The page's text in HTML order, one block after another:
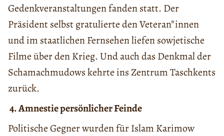
Gedenkveranstaltungen fanden statt. Der
Präsident selbst gratulierte den Veteran*innen
und im staatlichen Fernsehen liefen sowjetische
Filme über den Krieg. Und auch das Denkmal der
Schamachmudows kehrte ins Zentrum Taschkents
zurück.
4.Amnestie persönlicher Feinde
Politische Gegner wurden für Islam Karimow